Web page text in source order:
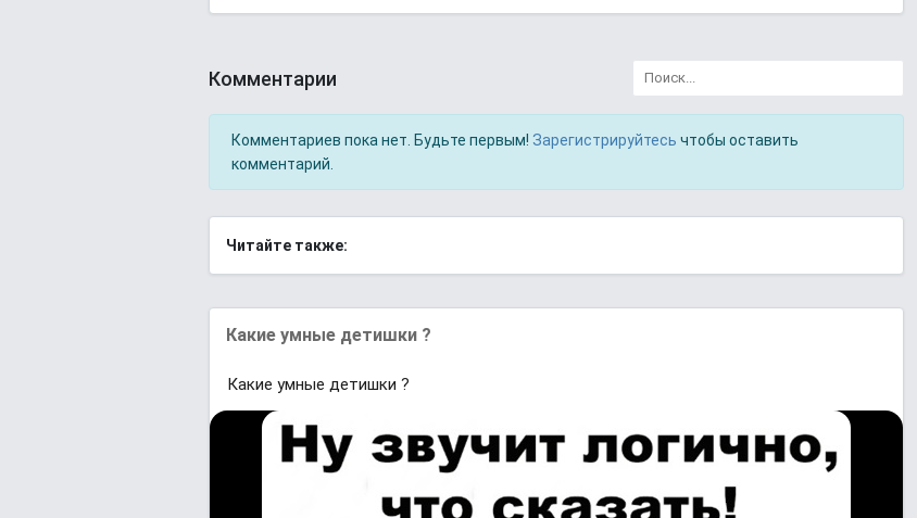
Комментарии
Комментариев пока нет. Будьте первым! Зарегистрируйтесь чтобы оставить
комментарий.
Читайте также:
Какие умные детишки ?
Какие умные детишки ?